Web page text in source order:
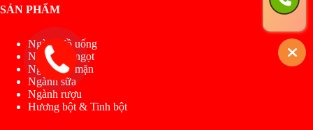
SẢN PHẨM
Ngành đồ uống
Ngành đồ ngọt
Ngành đồ mặn
Ngành sữa
Ngành rượu
Hương bột & Tinh bột